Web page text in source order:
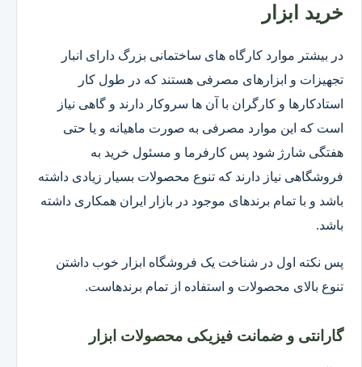
خرید ابزار
در بیشتر موارد کارگاه های ساختمانی بزرگ دارای انبار
تجهیزات و ابزارهای مصرفی هستند که در طول کار
استادکارها و کارگران با آن ها سروکار دارند و گاهی نیاز
است که این موارد مصرفی به صورت ماهیانه و یا حتی
هفتگی شارژ شود پس کارفرما و مسئول خرید به
فروشگاهی نیاز دارند که تنوع محصولات بسیار زیادی داشته
باشد و با تمام برندهای موجود در بازار ایران همکاری داشته
باشد.
پس نکته اول در شناخت یک فروشگاه ابزار خوب داشتن
تنوع بالای محصولات و استفاده از تمام برندهاست.
گارانتی و ضمانت فیزیکی محصولات ابزار